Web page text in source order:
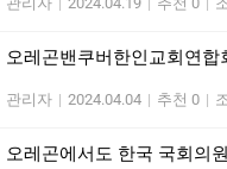
오레곤밴쿠버한인교회연합
관리자 | 2024.04.04 | 추천 0 |
오레곤에서도 한국 국회의